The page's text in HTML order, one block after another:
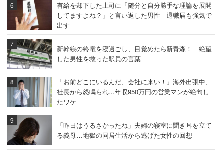
有給を却下した上司に「随分と自分勝手な理論を展開
してますよね？」と言い返した男性 退職届も強気で
出す
新幹線の終電を寝過ごし、目覚めたら新青森！ 絶望
した男性を救った駅員の言葉
「お前どこにいるんだ、会社に来い！」海外出張中、
社長から怒鳴られ…年収950万円の営業マンが絶句し
たワケ
「昨日はうるさかったね」夫婦の寝室に聞き耳を立て
る義母…地獄の同居生活から逃げた女性の回想